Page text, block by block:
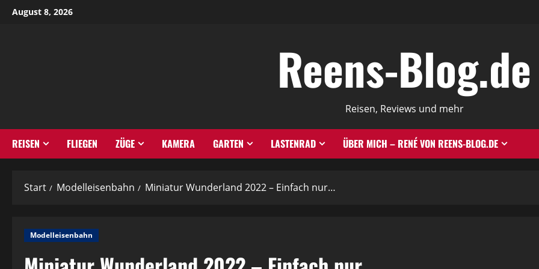
ZumAugust 8, 2026
Reens-Blog.de
Reisen, Reviews und mehr
REISEN FLIEGEN ZÜGE KAMERA GARTEN LASTENRAD ÜBER MICH – RENÉ VON REENS-BLOG.DE
Start Modelleisenbahn Miniatur Wunderland 2022 – Einfach nur…
Modelleisenbahn